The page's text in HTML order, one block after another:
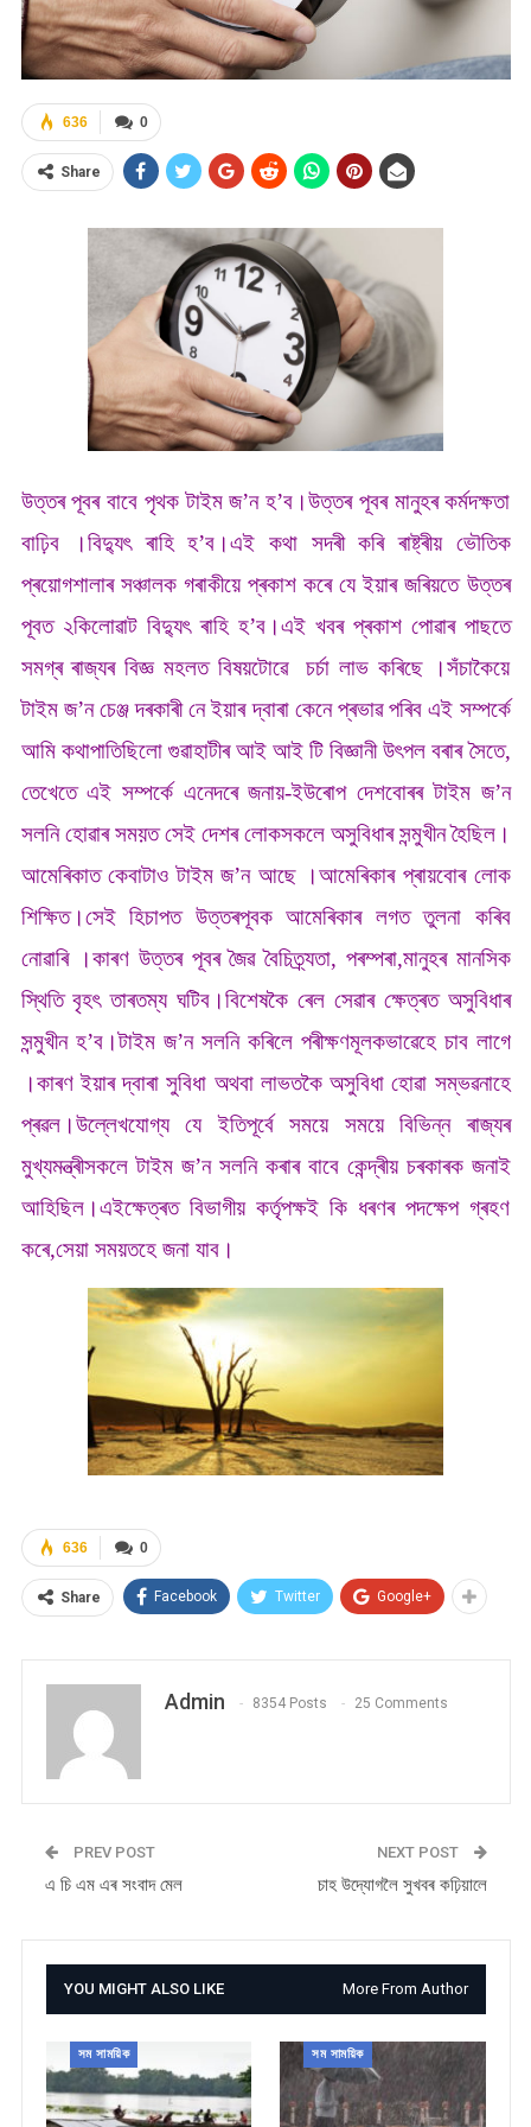
0
636
Share
উত্তৰ পূবৰ বাবে পৃথক টাইম জ’ন হ’ব।উত্তৰ পূবৰ মানুহৰ কৰ্মদক্ষতা
বাঢ়িব ।বিদ্যুৎ ৰাহি হ’ব।এই কথা সদৰী কৰি ৰাষ্ট্ৰীয় ভৌতিক
প্ৰয়োগশালাৰ সঞ্চালক গৰাকীয়ে প্ৰকাশ কৰে যে ইয়াৰ জৰিয়তে উত্তৰ
পূবত ২কিলোৱাট বিদ্যুৎ ৰাহি হ’ব।এই খবৰ প্ৰকাশ পোৱাৰ পাছতে
সমগ্ৰ ৰাজ্যৰ বিজ্ঞ মহলত বিষয়টোৱে চৰ্চা লাভ কৰিছে ।সঁচাকৈয়ে
টাইম জ’ন চেঞ্জ দৰকাৰী নে ইয়াৰ দ্বাৰা কেনে প্ৰভাৱ পৰিব এই সম্পৰ্কে
আমি কথাপাতিছিলো গুৱাহাটীৰ আই আই টি বিজ্ঞানী উৎপল বৰাৰ সৈতে,
তেখেতে এই সম্পৰ্কে এনেদৰে জনায়-ইউৰোপ দেশবোৰৰ টাইম জ’ন
সলনি হোৱাৰ সময়ত সেই দেশৰ লোকসকলে অসুবিধাৰ সন্মুখীন হৈছিল।
আমেৰিকাত কেবাটাও টাইম জ’ন আছে ।আমেৰিকাৰ প্ৰায়বোৰ লোক
শিক্ষিত।সেই হিচাপত উত্তৰপূবক আমেৰিকাৰ লগত তুলনা কৰিব
নোৱাৰি ।কাৰণ উত্তৰ পূবৰ জৈৱ বৈচিত্ৰ্যতা, পৰম্পৰা,মানুহৰ মানসিক
স্থিতি বৃহৎ তাৰতম্য ঘটিব।বিশেষকৈ ৰেল সেৱাৰ ক্ষেত্ৰত অসুবিধাৰ
সন্মুখীন হ’ব।টাইম জ’ন সলনি কৰিলে পৰীক্ষণমূলকভাৱেহে চাব লাগে
।কাৰণ ইয়াৰ দ্বাৰা সুবিধা অথবা লাভতকৈ অসুবিধা হোৱা সম্ভৱনাহে
প্ৰৱল।উল্লেখযোগ্য যে ইতিপূৰ্বে সময়ে সময়ে বিভিন্ন ৰাজ্যৰ
মুখ্যমন্ত্ৰীসকলে টাইম জ’ন সলনি কৰাৰ বাবে কেন্দ্ৰীয় চৰকাৰক জনাই
আহিছিল।এইক্ষেত্ৰত বিভাগীয় কৰ্তৃপক্ষই কি ধৰণৰ পদক্ষেপ গ্ৰহণ
কৰে,সেয়া সময়তহে জনা যাব।
0
636
Share Facebook Twitter Google+
Admin 8354 Posts 25 Comments
PREV POST
এ চি এম এৰ সংবাদ মেল
NEXT POST
চাহ উদ্যোগলৈ সুখবৰ কঢ়িয়ালে
YOU MIGHT ALSO LIKE More From Author
সম সাময়িক সম সাময়িক